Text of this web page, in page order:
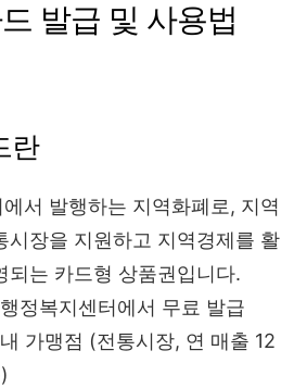
발급 및 사용법
란
서 발행하는 지역화폐로, 지역
시장을 지원하고 지역경제를 활
되는 카드형 상품권입니다.
정복지센터에서 무료 발급
가맹점 (전통시장, 연 매출 12